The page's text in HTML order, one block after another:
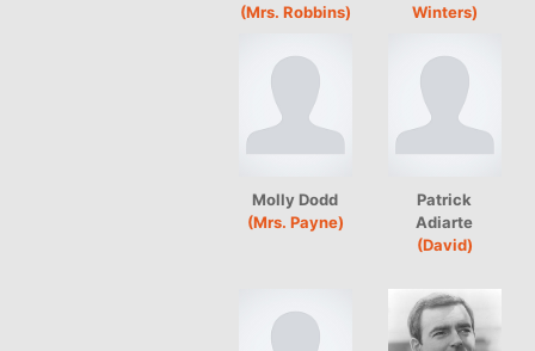
(Mrs. Robbins)
Winters)
Molly Dodd
(Mrs. Payne)
Patrick
Adiarte
(David)